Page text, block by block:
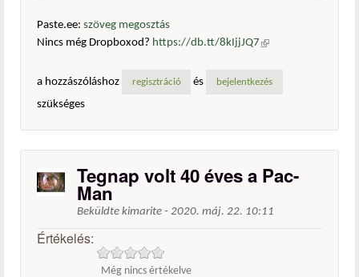
Paste.ee: szöveg megosztás
Nincs még Dropboxod? https://db.tt/8kIjjJQ7 (külső
a hozzászóláshoz
regisztráció és bejelentkezés
szükséges
Tegnap volt 40 éves a Pac-
Man
Beküldte kimarite - 2020. máj. 22. 10:11
Értékelés:
Még nincs értékelve